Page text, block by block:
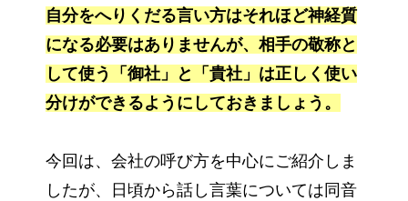
自分をへりくだる言い方はそれほど神経質
になる必要はありませんが、相手の敬称と
して使う「御社」と「貴社」は正しく使い
分けができるようにしておきましょう。
今回は、会社の呼び方を中心にご紹介しま
したが、日頃から話し言葉については同音